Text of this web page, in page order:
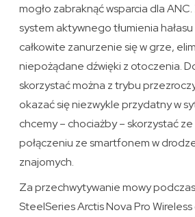
mogło zabraknąć wsparcia dla
system aktywnego tłumienia
całkowite zanurzenie się w grze,
niepożądane dźwięki z otoczenia.
skorzystać można z trybu
okazać się niezwykle przydatny w
chcemy – chociażby – skorzystać ze
połączeniu ze smartfonem w
znajomych.
Za przechwytywanie mowy
SteelSeries Arctis Nova Pro